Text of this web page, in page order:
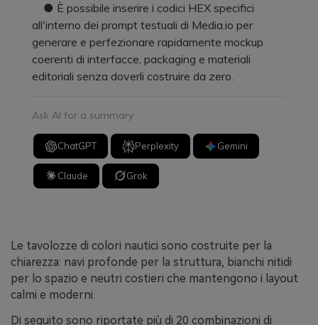
● È possibile inserire i codici HEX specifici
all'interno dei prompt testuali di Media.io per
generare e perfezionare rapidamente mockup
coerenti di interfacce, packaging e materiali
editoriali senza doverli costruire da zero.
Ask AI for a summary
ChatGPT Perplexity Gemini
Claude Grok
Le tavolozze di colori nautici sono costruite per la
chiarezza: navi profonde per la struttura, bianchi nitidi
per lo spazio e neutri costieri che mantengono i layout
calmi e moderni.
Di seguito sono riportate più di 20 combinazioni di